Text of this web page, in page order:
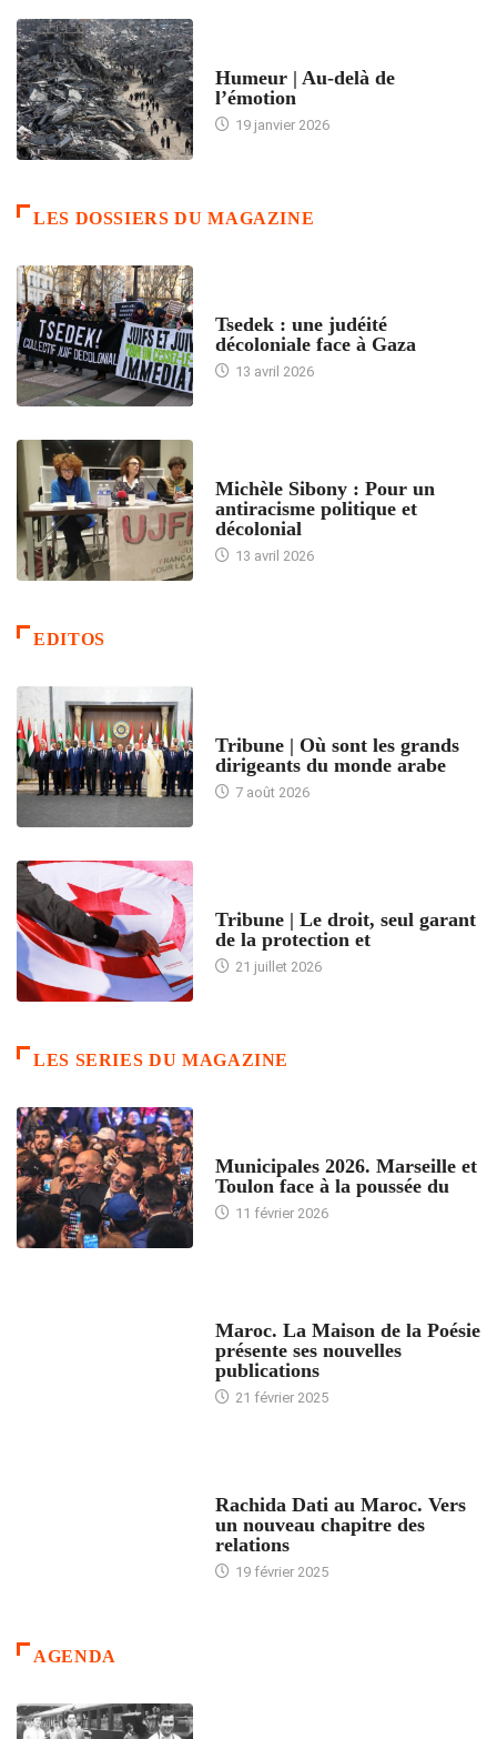
Humeur | Au-delà de
l’émotion
19 janvier 2026
LES DOSSIERS DU MAGAZINE
Tsedek : une judéité
décoloniale face à Gaza
13 avril 2026
Michèle Sibony : Pour un
antiracisme politique et
décolonial
13 avril 2026
EDITOS
Tribune | Où sont les grands
dirigeants du monde arabe
7 août 2026
Tribune | Le droit, seul garant
de la protection et
21 juillet 2026
LES SERIES DU MAGAZINE
Municipales 2026. Marseille et
Toulon face à la poussée du
11 février 2026
Maroc. La Maison de la Poésie
présente ses nouvelles
publications
21 février 2025
Rachida Dati au Maroc. Vers
un nouveau chapitre des
relations
19 février 2025
AGENDA